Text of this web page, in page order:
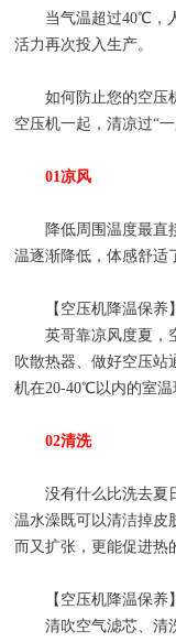
当气温超过40℃，人
活力再次投入生产。
如何防止您的空压机
空压机一起，清凉过“一
01凉风
降低周围温度最直接
温逐渐降低，体感舒适
【空压机降温保养】
英哥靠凉风度夏，空
吹散热器、做好空压站
机在20-40℃以内的室温
02清洗
没有什么比洗去夏日
温水澡既可以清洁掉皮
而又扩张，更能促进热
【空压机降温保养】
清吹空气滤芯、清洗